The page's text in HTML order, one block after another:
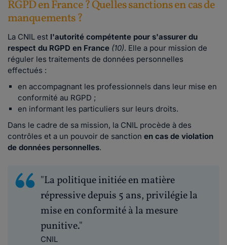
RGPD en France ? Quelles sanctions en cas de
manquements ?
La CNIL est l'autorité compétente pour s'assurer du
respect du RGPD en France (10). Elle a pour mission de
réguler les traitements de données personnelles
effectués :
en accompagnant les professionnels dans leur mise en
conformité au RGPD ;
en informant les particuliers sur leurs droits.
Dans le cadre de sa mission, la CNIL procède à des
contrôles et a un pouvoir de sanction en cas de violation
de données personnelles.
"La politique initiée en matière
répressive depuis 5 ans, privilégie la
mise en conformité à la mesure
punitive."
CNIL